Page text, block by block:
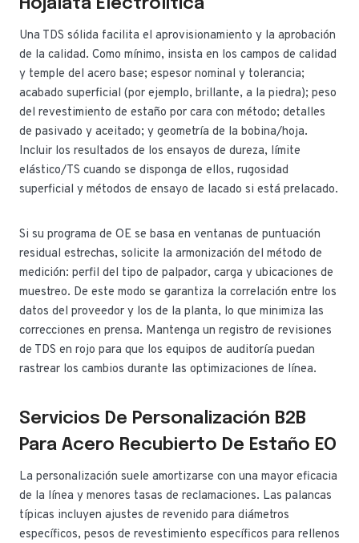
Hojalata Electrolítica
Una TDS sólida facilita el aprovisionamiento y la aprobación
de la calidad. Como mínimo, insista en los campos de calidad
y temple del acero base; espesor nominal y tolerancia;
acabado superficial (por ejemplo, brillante, a la piedra); peso
del revestimiento de estaño por cara con método; detalles
de pasivado y aceitado; y geometría de la bobina/hoja.
Incluir los resultados de los ensayos de dureza, límite
elástico/TS cuando se disponga de ellos, rugosidad
superficial y métodos de ensayo de lacado si está prelacado.
Si su programa de OE se basa en ventanas de puntuación
residual estrechas, solicite la armonización del método de
medición: perfil del tipo de palpador, carga y ubicaciones de
muestreo. De este modo se garantiza la correlación entre los
datos del proveedor y los de la planta, lo que minimiza las
correcciones en prensa. Mantenga un registro de revisiones
de TDS en rojo para que los equipos de auditoría puedan
rastrear los cambios durante las optimizaciones de línea.
Servicios De Personalización B2B
Para Acero Recubierto De Estaño EO
La personalización suele amortizarse con una mayor eficacia
de la línea y menores tasas de reclamaciones. Las palancas
típicas incluyen ajustes de revenido para diámetros
específicos, pesos de revestimiento específicos para rellenos